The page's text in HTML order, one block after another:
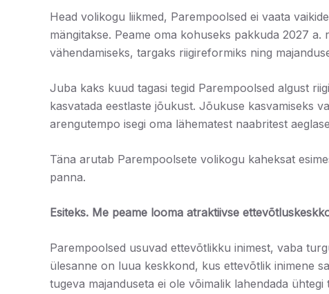
Head volikogu liikmed, Parempoolsed ei vaata
mängitakse. Peame oma kohuseks pakkuda 2027
vähendamiseks, targaks riigireformiks ning
Juba kaks kuud tagasi tegid Parempoolsed algust
kasvatada eestlaste jõukust. Jõukuse kasvamiseks
arengutempo isegi oma lähematest naabritest
Täna arutab Parempoolsete volikogu kaheksat
panna.
Esiteks. Me peame looma atraktiivse
Parempoolsed usuvad ettevõtlikku inimest, vaba
ülesanne on luua keskkond, kus ettevõtlik inimene
tugeva majanduseta ei ole võimalik lahendada